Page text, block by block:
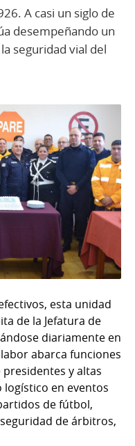
A casi un siglo de
desempeñando un
seguridad vial del
esta unidad
de la Jefatura de
diariamente en
abarca funciones
y altas
en eventos
de fútbol,
de árbitros,